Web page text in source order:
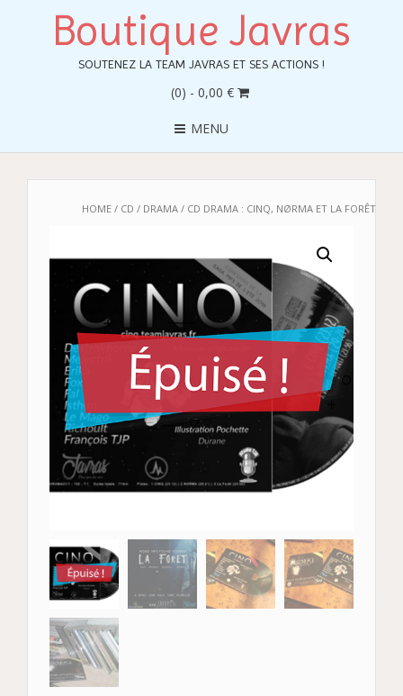
Boutique Javras
SOUTENEZ LA TEAM JAVRAS ET SES ACTIONS !
(0) - 0,00 €
MENU
HOME / CD / DRAMA / CD DRAMA : CINQ, NØRMA ET LA FORÊT